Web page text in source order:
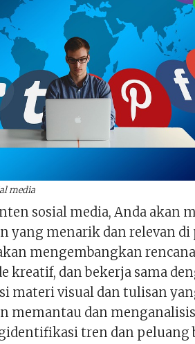
media
sosial media, Anda akan
yang menarik dan relevan
mengembangkan
kreatif, dan bekerja sama
materi visual dan tulisan
memantau dan
tren dan peluang